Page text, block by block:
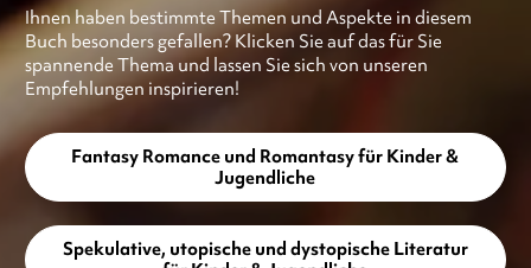
Ihnen haben bestimmte Themen und Aspekte in diesem
Buch besonders gefallen? Klicken Sie auf das für Sie
spannende Thema und lassen Sie sich von unseren
Empfehlungen inspirieren!
Fantasy Romance und Romantasy für Kinder &
Jugendliche
Spekulative, utopische und dystopische Literatur